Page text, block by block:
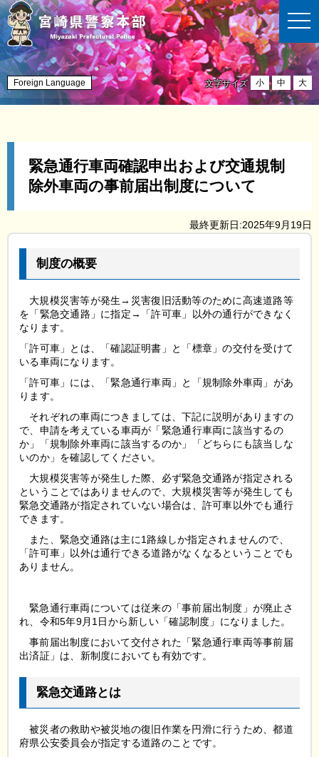
t
o
g
l
e
n
a
v
Foreign Language 文字サイズ 小 中 大
緊急通行車両確認申出および交通規制
除外車両の事前届出制度について
最終更新日:2025年9月19日
制度の概要
大規模災害等が発生→災害復旧活動等のために高速道路等
を「緊急交通路」に指定→「許可車」以外の通行ができなく
なります。
「許可車」とは、「確認証明書」と「標章」の交付を受けて
いる車両になります。
「許可車」には、「緊急通行車両」と「規制除外車両」があ
ります。
それぞれの車両につきましては、下記に説明がありますの
で、申請を考えている車両が「緊急通行車両に該当するの
か」「規制除外車両に該当するのか」「どちらにも該当しな
いのか」を確認してください。
大規模災害等が発生した際、必ず緊急交通路が指定される
ということではありませんので、大規模災害等が発生しても
緊急交通路が指定されていない場合は、許可車以外でも通行
できます。
また、緊急交通路は主に1路線しか指定されませんので、
「許可車」以外は通行できる道路がなくなるということでも
ありません。
緊急通行車両については従来の「事前届出制度」が廃止さ
れ、令和5年9月1日から新しい「確認制度」になりました。
事前届出制度において交付された「緊急通行車両等事前届
出済証」は、新制度においても有効です。
緊急交通路とは
被災者の救助や被災地の復旧作業を円滑に行うため、都道
府県公安委員会が指定する道路のことです。